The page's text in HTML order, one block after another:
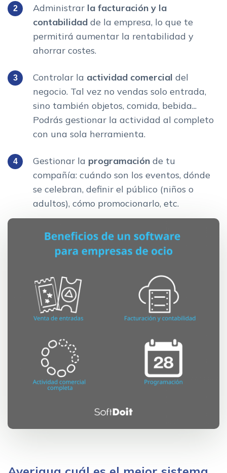
Administrar la facturación y la
contabilidad de la empresa, lo que te
permitirá aumentar la rentabilidad y
ahorrar costes.
Controlar la actividad comercial del
negocio. Tal vez no vendas solo entrada,
sino también objetos, comida, bebida...
Podrás gestionar la actividad al completo
con una sola herramienta.
Gestionar la programación de tu
compañía: cuándo son los eventos, dónde
se celebran, definir el público (niños o
adultos), cómo promocionarlo, etc.